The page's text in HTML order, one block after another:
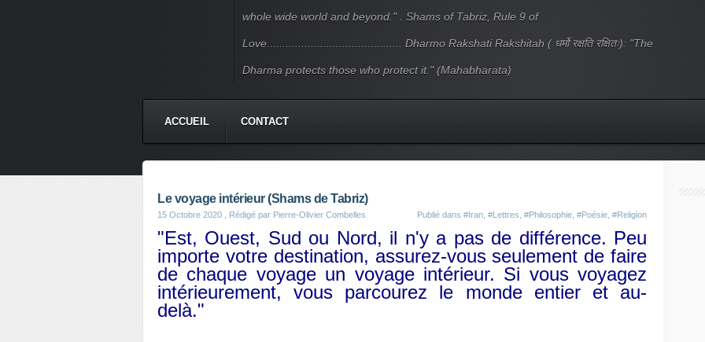
whole wide world and beyond." . Shams of Tabriz, Rule 9 of
Love........................................... Dharmo Rakshati Rakshitah ( धर्मो रक्षति रक्षितः): "The
Dharma protects those who protect it." (Mahabharata)
ACCUEIL CONTACT
Le voyage intérieur (Shams de Tabriz)
15 Octobre 2020 , Rédigé par Pierre-Olivier Combelles Publié dans #Iran #Lettres #Philosophie #Poésie #Religion
"Est, Ouest, Sud ou Nord, il n'y a pas de différence. Peu
importe votre destination, assurez-vous seulement de faire
de chaque voyage un voyage intérieur. Si vous voyagez
intérieurement, vous parcourez le monde entier et au-
delà."